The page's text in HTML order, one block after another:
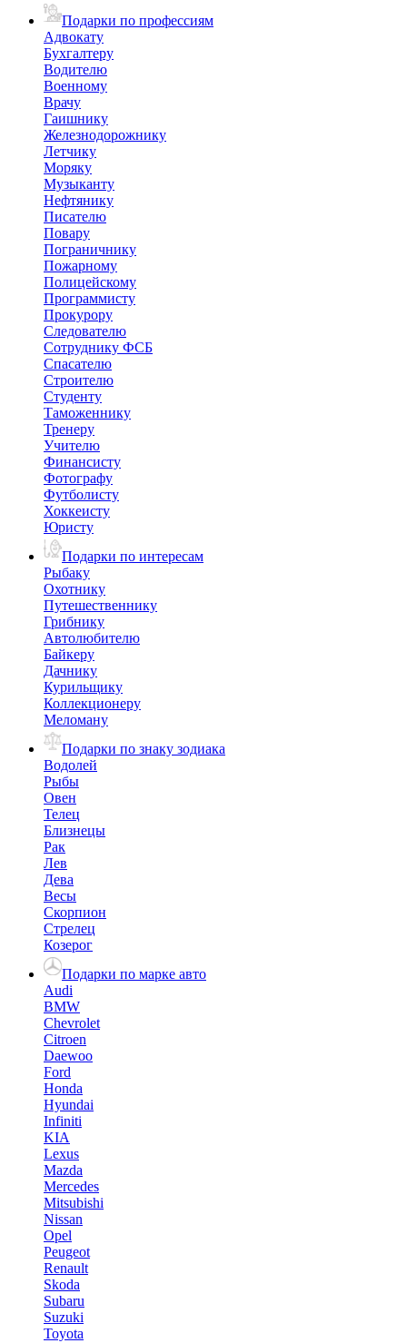
Подарки по профессиям
Адвокату
Бухгалтеру
Водителю
Военному
Врачу
Гаишнику
Железнодорожнику
Летчику
Моряку
Музыканту
Нефтянику
Писателю
Повару
Пограничнику
Пожарному
Полицейскому
Программисту
Прокурору
Следователю
Сотруднику ФСБ
Спасателю
Строителю
Студенту
Таможеннику
Тренеру
Учителю
Финансисту
Фотографу
Футболисту
Хоккеисту
Юристу
Подарки по интересам
Рыбаку
Охотнику
Путешественнику
Грибнику
Автолюбителю
Байкеру
Дачнику
Курильщику
Коллекционеру
Меломану
Подарки по знаку зодиака
Водолей
Рыбы
Овен
Телец
Близнецы
Рак
Лев
Дева
Весы
Скорпион
Стрелец
Козерог
Подарки по марке авто
Audi
BMW
Chevrolet
Citroen
Daewoo
Ford
Honda
Hyundai
Infiniti
KIA
Lexus
Mazda
Mercedes
Mitsubishi
Nissan
Opel
Peugeot
Renault
Skoda
Subaru
Suzuki
Toyota